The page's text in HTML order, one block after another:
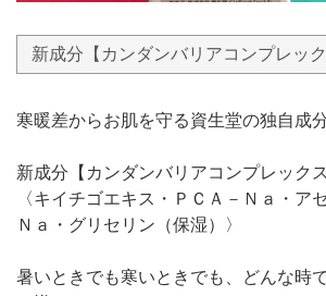
新成分【カンダンバリアコンプレッ
寒暖差からお肌を守る資生堂の独自成
新成分【カンダンバリアコンプレック
〈キイチゴエキス・ＰＣＡ－Ｎａ・ア
Ｎａ・グリセリン（保湿）〉
暑いときでも寒いときでも、どんな時